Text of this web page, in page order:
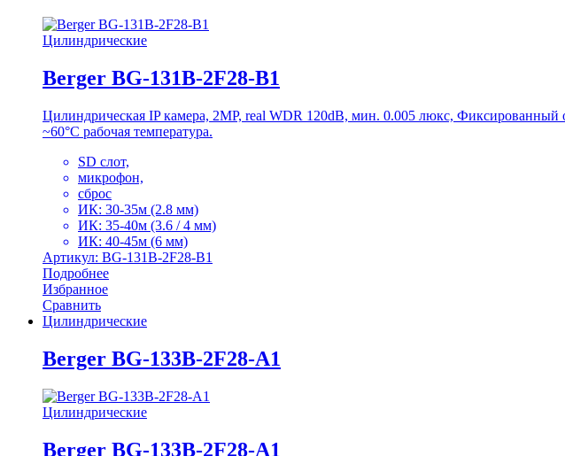
Цилиндрические
Berger BG-131B-2F28-B1
Цилиндрическая IP камера, 2MP, real WDR 120dB, мин. 0.005 люкс,
~60°C рабочая температура.
SD слот,
микрофон,
сброс
ИК: 30-35м (2.8 мм)
ИК: 35-40м (3.6 / 4 мм)
ИК: 40-45м (6 мм)
Артикул: BG-131B-2F28-B1
Подробнее
Избранное
Сравнить
Цилиндрические
Berger BG-133B-2F28-A1
Цилиндрические
Berger BG-133B-2F28-A1